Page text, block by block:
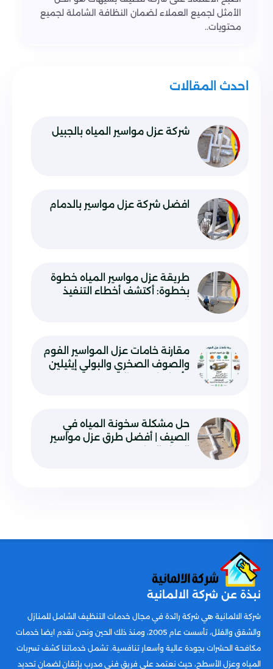
الأمثل لجميع العملاء لضمان النظافة الشاملة لجميع
محتويات..
احدث المقالات
شركة عزل مواسير المياه بالجبيل
افضل شركة عزل مواسير بالدمام
طريقة عزل مواسير المياه خطوة
بخطوة: أكتشف أخطاء التنفيذ
مقارنة خامات عزل المواسير الفوم
والصوف الصخري والبولي إيثيلين
حل مشكلة سخونة المياه في
الصيف | أفضل طرق عزل مواسير
نبذة عن شركة الالمانية
شركة الالمانية هي شركة رائدة في مجال خدمات التنظيف الشامل للمنازل
والشقق والفلل، تأسست عام 2005، ومنذ ذلك الحين ونحن نقدم ايضا خدمات
مكافحة الحشرات بجودة عالية وأسعار تنافسية. تشمل خدماتنا كشف تسربات
المياه وعزل الأسطح، حيث نعتمد على فريق فني مدرب بإتقان لضمان تحديد